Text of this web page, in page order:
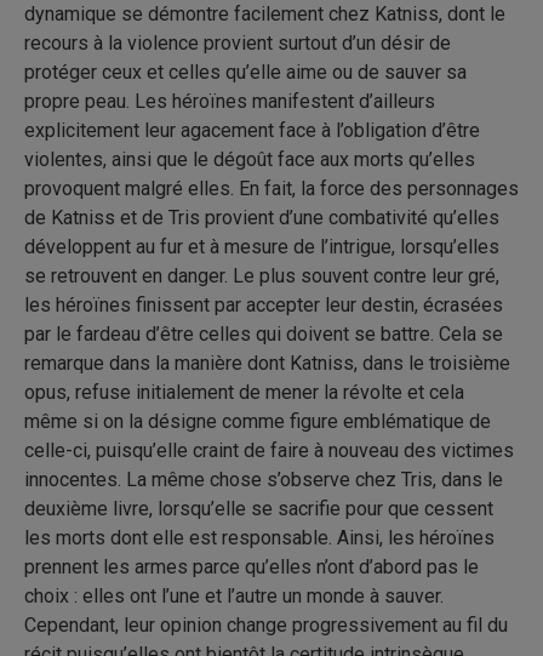
dynamique se démontre facilement chez Katniss, dont le
recours à la violence provient surtout d’un désir de
protéger ceux et celles qu’elle aime ou de sauver sa
propre peau. Les héroïnes manifestent d’ailleurs
explicitement leur agacement face à l’obligation d’être
violentes, ainsi que le dégoût face aux morts qu’elles
provoquent malgré elles. En fait, la force des personnages
de Katniss et de Tris provient d’une combativité qu’elles
développent au fur et à mesure de l’intrigue, lorsqu’elles
se retrouvent en danger. Le plus souvent contre leur gré,
les héroïnes finissent par accepter leur destin, écrasées
par le fardeau d’être celles qui doivent se battre. Cela se
remarque dans la manière dont Katniss, dans le troisième
opus, refuse initialement de mener la révolte et cela
même si on la désigne comme figure emblématique de
celle-ci, puisqu’elle craint de faire à nouveau des victimes
innocentes. La même chose s’observe chez Tris, dans le
deuxième livre, lorsqu’elle se sacrifie pour que cessent
les morts dont elle est responsable. Ainsi, les héroïnes
prennent les armes parce qu’elles n’ont d’abord pas le
choix : elles ont l’une et l’autre un monde à sauver.
Cependant, leur opinion change progressivement au fil du